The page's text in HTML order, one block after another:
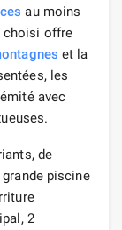
au moins
choisi offre
et la
les
avec
de
grande piscine
2